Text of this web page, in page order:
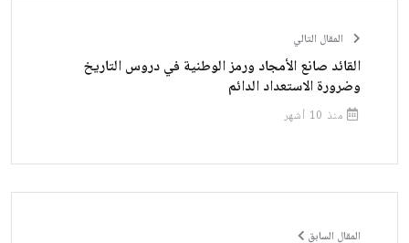
المقال التالي
القائد صانع الأمجاد ورمز الوطنية في دروس التاريخ
وضرورة الاستعداد الدائم
منذ 10 أشهر
المقال السابق